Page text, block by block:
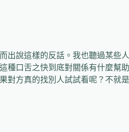
出說這樣的反話。我也聽過某些
種口舌之快到底對關係有什麼幫
對方真的找別人試試看呢？不就